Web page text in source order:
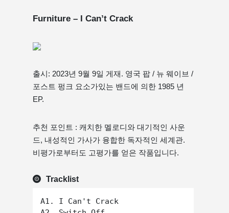
Furniture – I Can’t Crack
출시: 2023년 9월 9일 게재. 영국 팝 / 뉴 웨이브 /
포스트 펑크 요소가있는 밴드에 의한 1985 년
EP.
추천 포인트 : 캐치한 멜로디와 대기적인 사운
드, 내성적인 가사가 융합한 독자적인 세계관.
비평가로부터도 고평가를 얻은 작품입니다.
Tracklist
A1. I Can't Crack